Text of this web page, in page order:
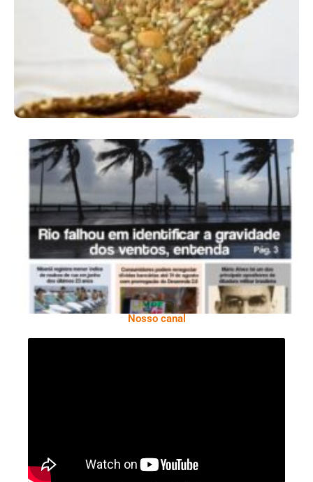
Comer Bem: Cracker De Sementes
Ano X – Número 366 01 A 07 De Agosto De
2026
Nosso canal